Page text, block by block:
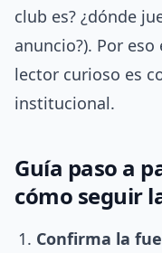
club es? ¿dónde
anuncio?). Por
lector curioso es
institucional.
Guía paso a
cómo seguir
Confirma la